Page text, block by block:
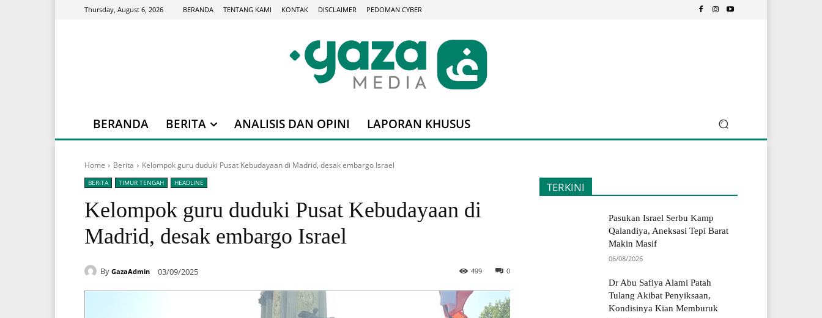
Thursday, August 6, 2026 BERANDA TENTANG KAMI KONTAK DISCLAIMER PEDOMAN CYBER
BERANDA BERITA ANALISIS DAN OPINI LAPORAN KHUSUS
Home Berita Kelompok guru duduki Pusat Kebudayaan di Madrid, desak embargo Israel
BERITA TIMUR TENGAH HEADLINE
Kelompok guru duduki Pusat Kebudayaan di
Madrid, desak embargo Israel
By GazaAdmin 03/09/2025 0
499
TERKINI
Pasukan Israel Serbu Kamp
Qalandiya, Aneksasi Tepi Barat
Makin Masif
06/08/2026
Dr Abu Safiya Alami Patah
Tulang Akibat Penyiksaan,
Kondisinya Kian Memburuk